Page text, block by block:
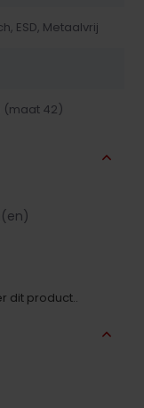
ESD, Metaalvrij
(maat 42)
dit product..